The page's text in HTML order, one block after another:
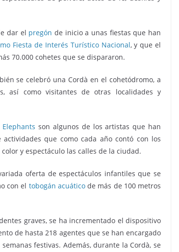
dar el pregón de inicio a unas fiestas que han
Fiesta de Interés Turístico Nacional, y que el
70.000 cohetes que se dispararon.
se celebró una Cordà en el cohetódromo, a
así como visitantes de otras localidades y
son algunos de los artistas que han
que como cada año contó con los
y espectáculo las calles de la ciudad.
oferta de espectáculos infantiles que se
con el tobogán acuáticode más de 100 metros
graves, se ha incrementado el dispositivo
de hasta 218 agentes que se han encargado
festivas. Además, durante la Cordà, se